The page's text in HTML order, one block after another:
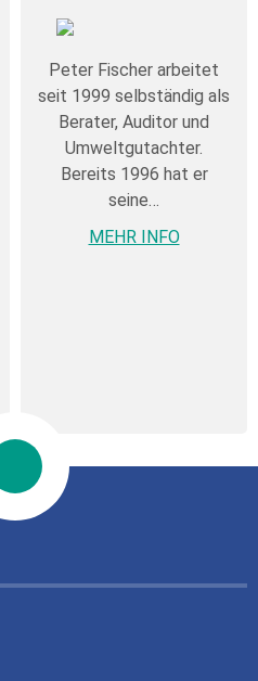
Peter Fischer arbeitet
seit 1999 selbständig als
Berater, Auditor und
Umweltgutachter.
Bereits 1996 hat er
seine…
MEHR INFO